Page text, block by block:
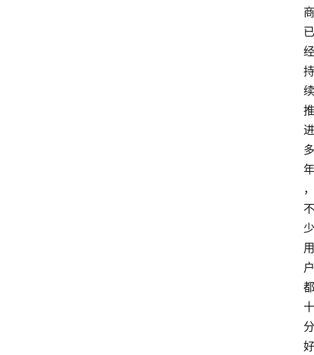
商
已
经
持
续
推
进
多
年
，
不
少
用
户
都
十
分
好